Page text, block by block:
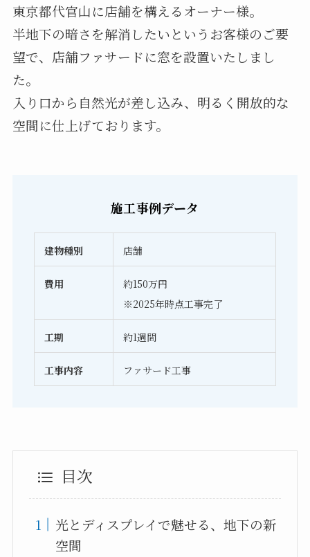
東京都代官山に店舗を構えるオーナー様。
半地下の暗さを解消したいというお客様のご要
望で、店舗ファサードに窓を設置いたしまし
た。
入り口から自然光が差し込み、明るく開放的な
空間に仕上げております。
施工事例データ
建物種別 店舗
費用
約150万円
※2025年時点工事完了
工期 約1週間
工事内容 ファサード工事
目次
光とディスプレイで魅せる、地下の新
空間